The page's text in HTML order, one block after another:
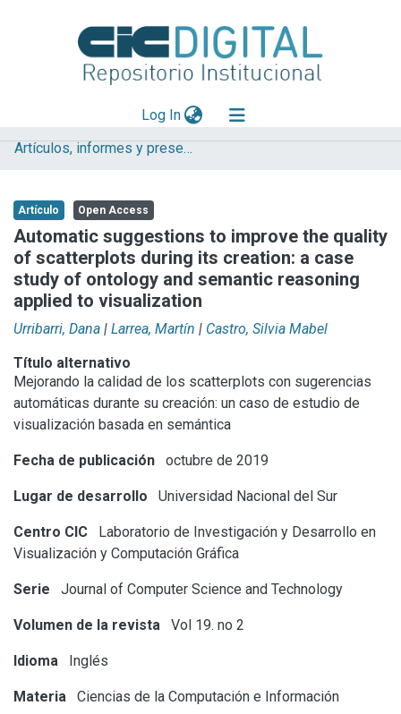
Log In(current)
Explorar
Aportar material
Statistics
Artículos, informes y presentaciones en Congresos
Artículo Open Access
Automatic suggestions to improve the quality
of scatterplots during its creation: a case
study of ontology and semantic reasoning
applied to visualization
Urribarri, Dana | Larrea, Martín | Castro, Silvia Mabel
Título alternativo
Mejorando la calidad de los scatterplots con sugerencias
automáticas durante su creación: un caso de estudio de
visualización basada en semántica
Fecha de publicación octubre de 2019
Lugar de desarrollo Universidad Nacional del Sur
Centro CIC
Laboratorio de Investigación y Desarrollo en
Visualización y Computación Gráfica
Serie Journal of Computer Science and Technology
Volumen de la revista Vol 19. no 2
Idioma Inglés
Materia Ciencias de la Computación e Información